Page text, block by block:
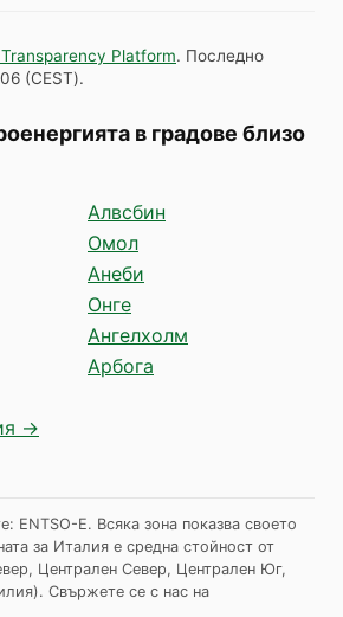
Transparency Platform. Последно
(CEST).
в градове близо
Алвсбин
Омол
Анеби
Онге
Ангелхолм
Арбога
→
ENTSO-E. Всяка зона показва своето
за Италия е средна стойност от
Централен Север, Централен Юг,
Свържете се с нас на